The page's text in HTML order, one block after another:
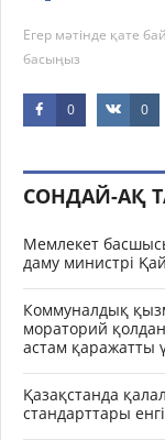
Егер мәтінде қате
басыңыз
0 0
СОНДАЙ-АҚ
Мемлекет
даму министрі
Коммуналдық
мораторий
астам қаражатты
Қазақстанда
стандарттары